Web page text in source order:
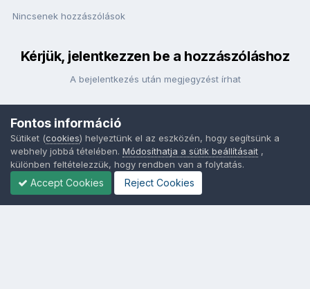
Nincsenek hozzászólások
Kérjük, jelentkezzen be a hozzászóláshoz
A bejelentkezés után megjegyzést írhat
Fontos információ
Sütiket (cookies) helyeztünk el az eszközén, hogy segítsünk a
webhely jobbá tételében. Módosíthatja a sütik beállításait ,
különben feltételezzük, hogy rendben van a folytatás.
Accept Cookies Reject Cookies